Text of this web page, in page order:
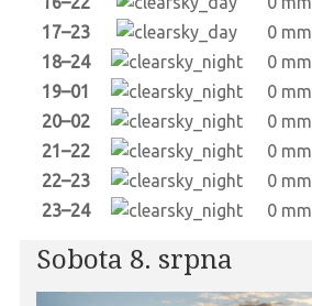
17–23
0 mm
18–24
0 mm
19–01
0 mm
20–02
0 mm
21–22
0 mm
22–23
0 mm
23–24
0 mm
Sobota 8. srpna